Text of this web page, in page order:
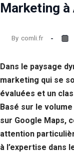
Marketing à
By comli.fr
Dans le paysage
marketing qui se
évaluées et un
Basé sur le
sur Google Maps,
attention
à l’expertise dans